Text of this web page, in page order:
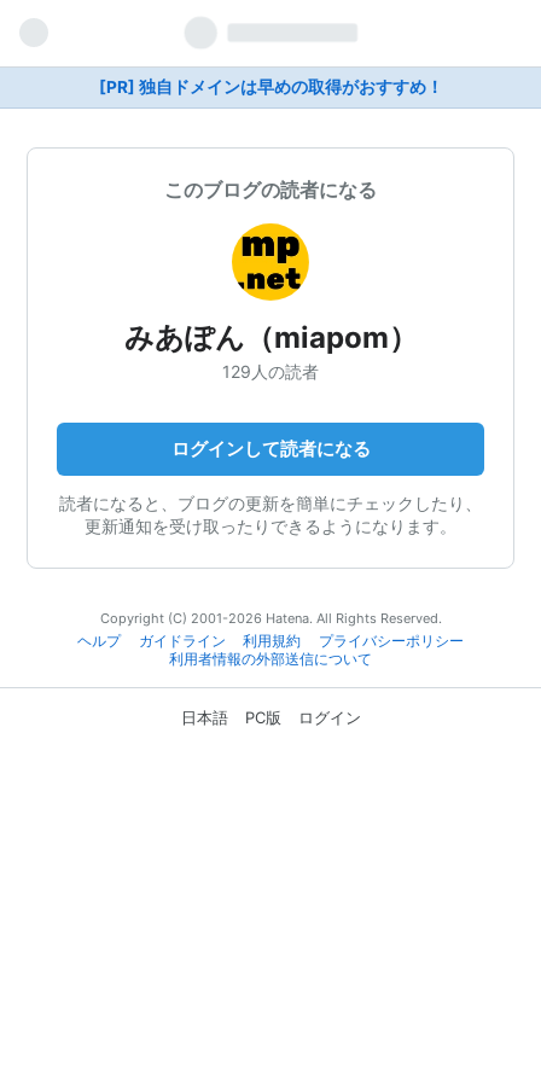
[PR] 独自ドメインは早めの取得がおすすめ！
このブログの読者になる
みあぽん（miapom）
129人の読者
ログインして読者になる
読者になると、ブログの更新を簡単にチェックしたり、
更新通知を受け取ったりできるようになります。
Copyright (C) 2001-2026 Hatena. All Rights Reserved.
ヘルプ
ガイドライン 利用規約
プライバシーポリシー
利用者情報の外部送信について
日本語 PC版 ログイン